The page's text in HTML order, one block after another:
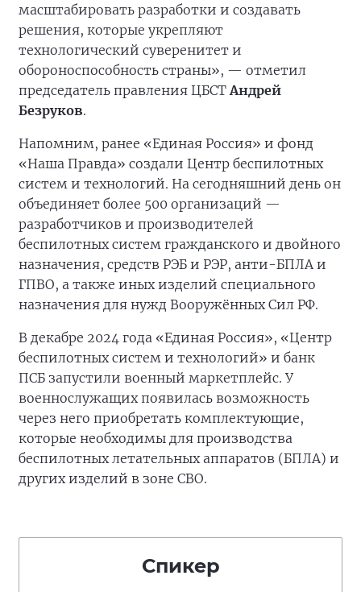
масштабировать разработки и создавать
решения, которые укрепляют
технологический суверенитет и
обороноспособность страны», — отметил
председатель правления ЦБСТАндрей
Безруков.
Напомним, ранее «Единая Россия» и фонд
«Наша Правда» создали Центр беспилотных
систем и технологий. На сегодняшний день он
объединяет более 500 организаций —
разработчиков и производителей
беспилотных систем гражданского и двойного
назначения, средств РЭБ и РЭР, анти-БПЛА и
ГПВО, а также иных изделий специального
назначения для нужд Вооружённых Сил РФ.
В декабре 2024 года «Единая Россия», «Центр
беспилотных систем и технологий» и банк
ПСБ запустили военный маркетплейс. У
военнослужащих появилась возможность
через него приобретать комплектующие,
которые необходимы для производства
беспилотных летательных аппаратов (БПЛА) и
других изделий в зоне СВО.
Спикер